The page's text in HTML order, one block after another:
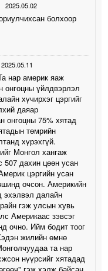
2025.05.02
болхоор
2025.05.11
нар америк яаж
онгоцны үйлдвэрлэл
хүчирхэг цэргийг
даяар
онгоцны 75% хятад
төмрийн
хүрэхгүй.
Монгол хангаж
507 дахин цөөн усан
цэргийн усан
очсон. Америкийн
эхэлвэл далайн
гэж улсын хувь
Америкаас зэвсэг
очно. Ийм бодит тоог
жилийн өмнө
та нар
нүүрсийг хятадад